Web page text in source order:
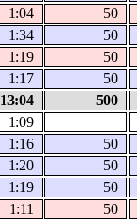
1:04 50
1:34 50
1:19 50
1:17 50
13:04 500
1:09
1:16 50
1:20 50
1:19 50
1:11 50